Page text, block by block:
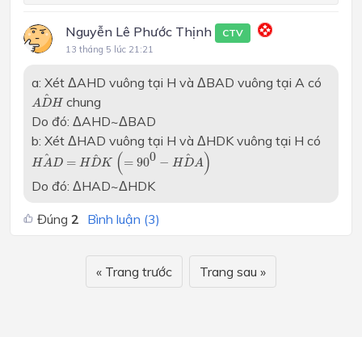
Nguyễn Lê Phước Thịnh CTV
13 tháng 5 lúc 21:21
a: Xét ΔAHD vuông tại H và ΔBAD vuông tại A có
^
A DH
D
chung
Do đó: ΔAHD~ΔBAD
b: Xét ΔHAD vuông tại H và ΔHDK vuông tại H có
^
H A D = ^
H DK (= 900 − ^
H DA)
H AD^=HDK ^( =900 −H D A ^ )
Do đó: ΔHAD~ΔHDK
Đúng 2 Bình luận (3)
« Trang trước Trang sau »